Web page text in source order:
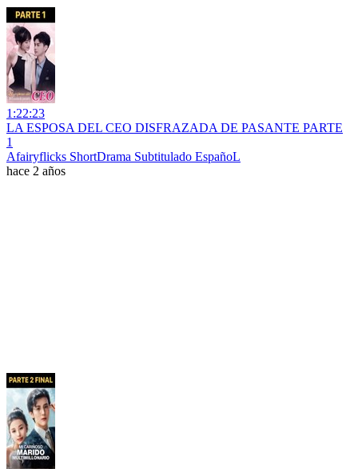
1:22:23
LA ESPOSA DEL CEO DISFRAZADA DE PASANTE PARTE
1
Afairyflicks ShortDrama Subtitulado EspañoL
hace 2 años